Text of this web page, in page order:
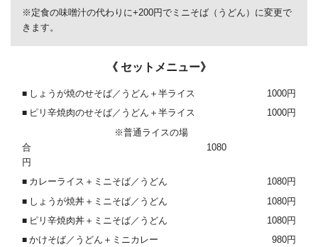
※定食の味噌汁の代わりに+200円でミニそば（うどん）に変更で
きます。
《 セットメニュー》
しょうが焼のせそば／うどん＋半ライス
1000円
ピリ辛焼肉のせそば／うどん＋半ライス
1000円
※普通ライスの場
合 1080
円
カレーライス＋ミニそば／うどん
1080円
しょうが焼丼＋ミニそば／うどん
1080円
ピリ辛焼肉丼＋ミニそば／うどん
1080円
かけそば／うどん＋ミニカレー
980円